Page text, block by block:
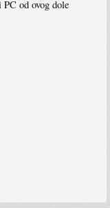
od ovog dole